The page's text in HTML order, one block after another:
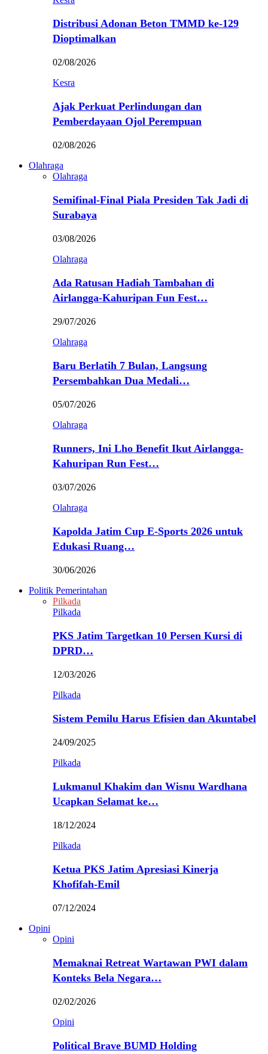
Distribusi Adonan Beton TMMD ke-129
Dioptimalkan
02/08/2026
Kesra
Ajak Perkuat Perlindungan dan
Pemberdayaan Ojol Perempuan
02/08/2026
Olahraga
Olahraga
Semifinal-Final Piala Presiden Tak Jadi di
Surabaya
03/08/2026
Olahraga
Ada Ratusan Hadiah Tambahan di
Airlangga-Kahuripan Fun Fest…
29/07/2026
Olahraga
Baru Berlatih 7 Bulan, Langsung
Persembahkan Dua Medali…
05/07/2026
Olahraga
Runners, Ini Lho Benefit Ikut Airlangga-
Kahuripan Run Fest…
03/07/2026
Olahraga
Kapolda Jatim Cup E-Sports 2026 untuk
Edukasi Ruang…
30/06/2026
Politik Pemerintahan
Pilkada
Pilkada
PKS Jatim Targetkan 10 Persen Kursi di
DPRD…
12/03/2026
Pilkada
Sistem Pemilu Harus Efisien dan Akuntabel
24/09/2025
Pilkada
Lukmanul Khakim dan Wisnu Wardhana
Ucapkan Selamat ke…
18/12/2024
Pilkada
Ketua PKS Jatim Apresiasi Kinerja
Khofifah-Emil
07/12/2024
Opini
Opini
Memaknai Retreat Wartawan PWI dalam
Konteks Bela Negara…
02/02/2026
Opini
Political Brave BUMD Holding